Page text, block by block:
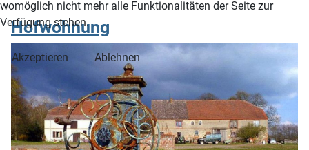
Hofwohnung
womöglich nicht mehr alle Funktionalitäten der Seite zur
Verfügung stehen.
Akzeptieren Ablehnen